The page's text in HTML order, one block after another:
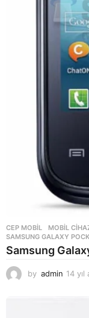
CEP MOBIL ,MOBIL
SAMSUNG GALAXY
Samsung
by admin 14 yıl